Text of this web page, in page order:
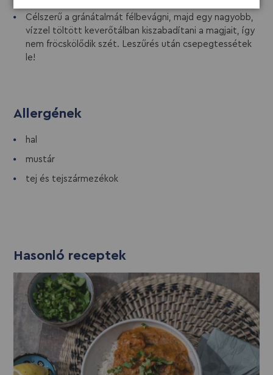
Célszerű a gránátalmát félbevágni, majd egy nagyobb,
vízzel töltött keverőtálban kiszabadítani a magjait, így
nem fröcskölődik szét. Leszűrés után csepegtessétek
le!
Allergének
hal
mustár
tej és tejszármezékok
Hasonló receptek